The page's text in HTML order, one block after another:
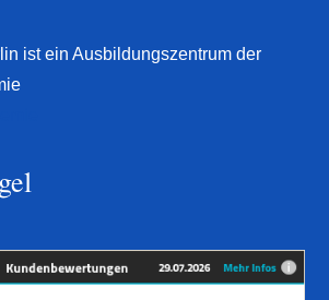
ist ein Ausbildungszentrum der